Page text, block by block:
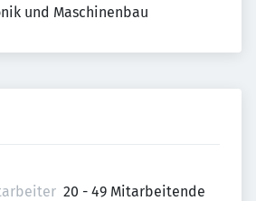
und Maschinenbau
20 - 49 Mitarbeitende